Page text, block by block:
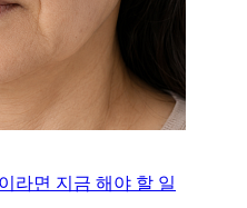
라면 지금 해야 할 일